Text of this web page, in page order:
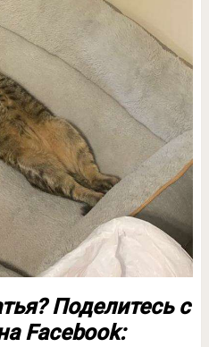
Поделитесь с
Facebook: